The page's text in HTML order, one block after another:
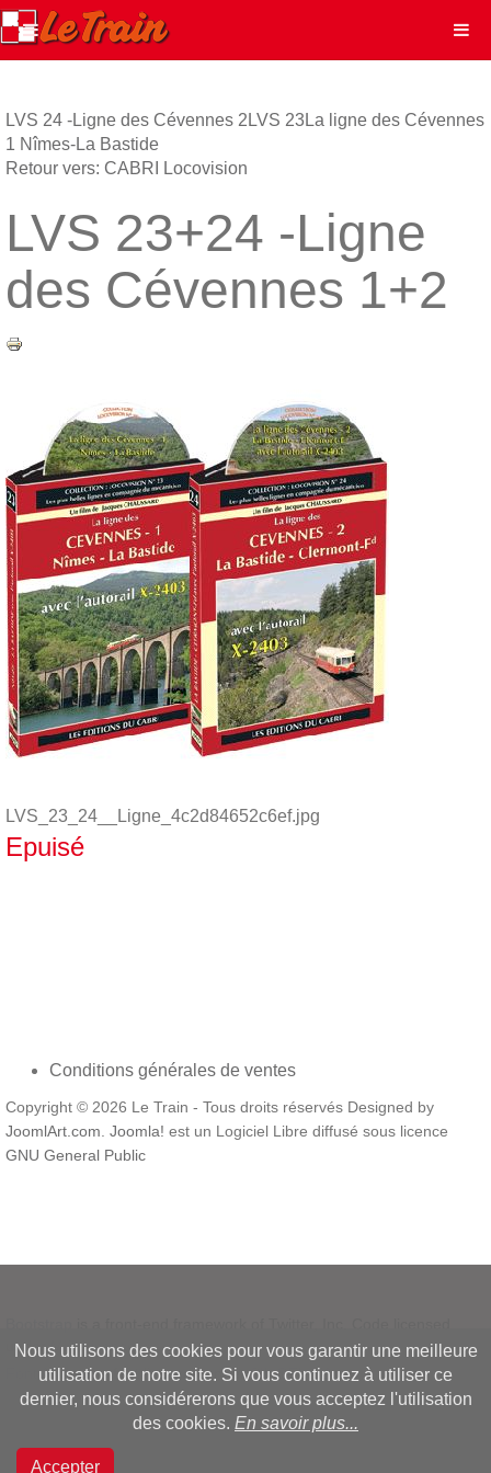
LVS 24 -Ligne des Cévennes 2 LVS 23La ligne des Cévennes
1 Nîmes-La Bastide
Retour vers: CABRI Locovision
LVS 23+24 -Ligne
des Cévennes 1+2
LVS_23_24__Ligne_4c2d84652c6ef.jpg
Epuisé
Conditions générales de ventes
Copyright © 2026 Le Train - Tous droits réservés Designed by
JoomlArt.com. Joomla! est un Logiciel Libre diffusé sous licence
GNU General Public
underMIT License.
Font Awesomefont licensed underSIL OFL 1.1.
Nous utilisons des cookies pour vous garantir une meilleure
utilisation de notre site. Si vous continuez à utiliser ce
dernier, nous considérerons que vous acceptez l'utilisation
des cookies. En savoir plus...
Accepter